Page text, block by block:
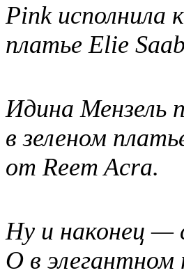
Pink исполнила
платье Elie Saab
Идина Мензель
в зеленом
от Reem Acra.
Ну и наконец —
О в